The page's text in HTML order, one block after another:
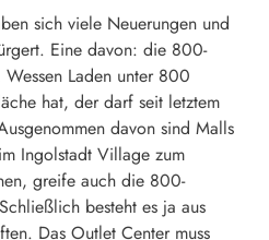
sich viele Neuerungen und
Eine davon: die 800-
Laden unter 800
hat, der darf seit letztem
davon sind Malls
Ingolstadt Village zum
greife auch die 800-
besteht es ja aus
Das Outlet Center muss